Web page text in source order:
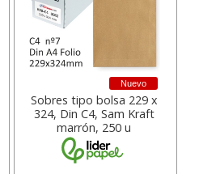
Nuevo
Sobres tipo bolsa 229 x
324, Din C4, Sam Kraft
marrón, 250 u